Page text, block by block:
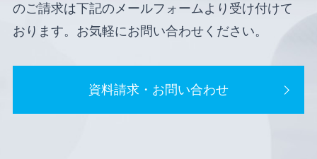
のご請求は下記のメールフォームより受け付けて
おります。お気軽にお問い合わせください。
資料請求・お問い合わせ